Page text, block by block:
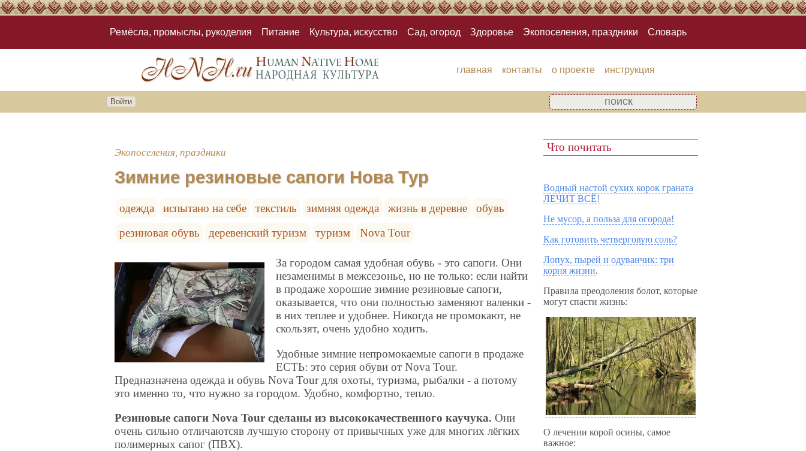
Ремёсла, промыслы, рукоделия Питание Культура, искусство Сад, огород Здоровье Экопоселения, праздники Словарь
главная контакты о проекте инструкция
Войти
Экопоселения, праздники
Зимние резиновые сапоги Нова Тур
одежда испытано на себе текстиль зимняя одежда жизнь в деревне
обувь
резиновая обувь
деревенский туризм туризм Nova Tour
За городом самая удобная обувь - это сапоги. Они
незаменимы в межсезонье, но не только: если найти
в продаже хорошие зимние резиновые сапоги,
оказывается, что они полностью заменяют валенки -
в них теплее и удобнее. Никогда не промокают, не
скользят, очень удобно ходить.
Удобные зимние непромокаемые сапоги в продаже
ЕСТЬ: это серия обуви от Nova Tour.
Предназначена одежда и обувь Nova Tour для охоты, туризма, рыбалки - а потому
это именно то, что нужно за городом. Удобно, комфортно, тепло.
Резиновые сапоги Nova Tour сделаны из высококачественного каучука. Они
очень сильно отличаютсяв лучшую сторону от привычных уже для многих лёгких
полимерных сапог (ПВХ).
Что почитать
Водный настой сухих корок граната
ЛЕЧИТ ВСЁ!
Не мусор, а польза для огорода!
Как готовить четверговую соль?
Лопух, пырей и одуванчик: три
корня жизни.
Правила преодоления болот, которые
могут спасти жизнь:
О лечении корой осины, самое
важное: